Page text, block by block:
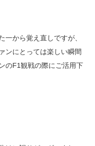
一から覚え直しですが、
ンにとっては楽しい瞬間
のF1観戦の際にご活用下